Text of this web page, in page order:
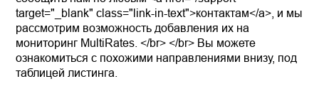
target="_blank" class="link-in-text">контактам</a>, и мы
рассмотрим возможность добавления их на
мониторинг MultiRates. </br> </br> Вы можете
ознакомиться с похожими направлениями внизу, под
таблицей листинга.